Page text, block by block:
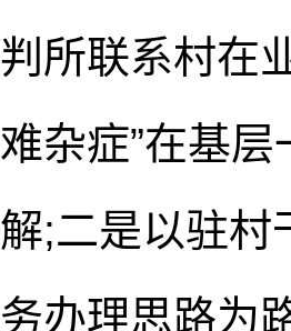
判所联系村在
难杂症”在基
解;二是以驻村
务办理思路为